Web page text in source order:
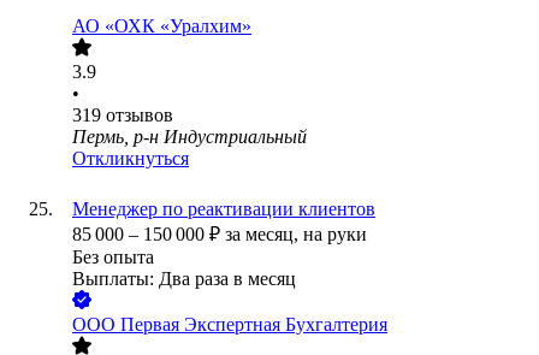
АО «ОХК «Уралхим»
3.9
•
319 отзывов
Пермь, р-н Индустриальный
Откликнуться
Менеджер по реактивации клиентов
85 000 – 150 000 ₽ за месяц, на руки
Без опыта
Выплаты: Два раза в месяц
ООО Первая Экспертная Бухгалтерия